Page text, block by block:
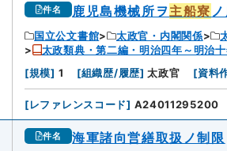
件名 鹿児島機械所ヲ主船寮
国立公文書館 太政官・内閣関係
太政類典・第二編・明治四年～明治
[規模] 1 [組織歴/履歴] 太政官 [資料
[レファレンスコード] A24011295200
件名 海軍諸向営繕取扱ノ制限